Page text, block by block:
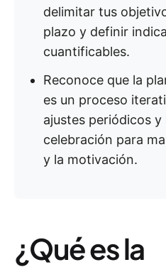
delimitar tus
plazo y definir
cuantificables.
Reconoce que la
es un proceso
ajustes periódicos
celebración para
y la motivación.
¿Qué es la